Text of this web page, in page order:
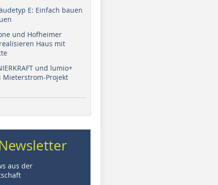
Foto: Schöck Bauteile GmbH
E: Einfach bauen
und Hofheimer
Haus mit
und lumio+
Mieterstrom-Projekt
aus der